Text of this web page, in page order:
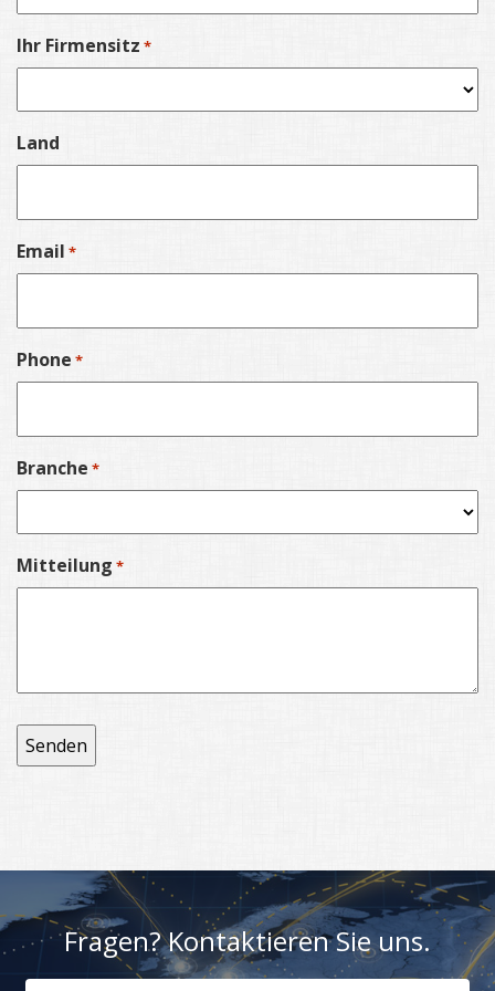
Ihr Firmensitz *
Land
Email *
Phone *
Branche *
Mitteilung *
Fragen? Kontaktieren Sie uns.